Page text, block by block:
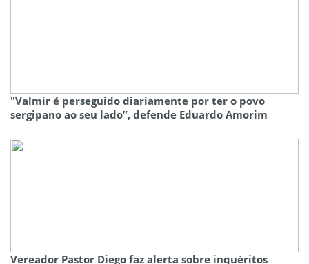
"Valmir é perseguido diariamente por ter o povo
sergipano ao seu lado”, defende Eduardo Amorim
Vereador Pastor Diego faz alerta sobre inquéritos